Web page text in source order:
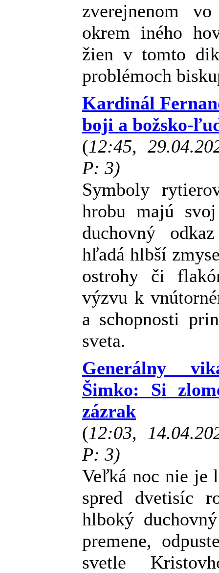
zverejnenom
okrem iného
žien v tomto
problémoch
Kardinál
boji a božsko-
(12:45,
P: 3)
Symboly
hrobu majú
duchovný
hľadá hlbší
ostrohy či
výzvu k
a schopnosti
sveta.
Generálny
Šimko: Si
zázrak
(12:03,
P: 3)
Veľká noc nie je
spred dvetisíc
hlboký
premene,
svetle